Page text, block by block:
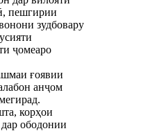
пешгирии
зудбовару
ҷомеаро
ғоявии
анҷом
корҳои
ободонии